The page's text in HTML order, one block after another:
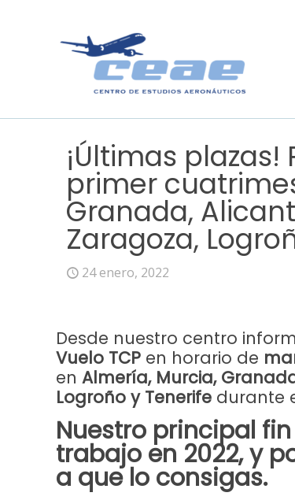
¡Últimas
primer
Granada,
Zaragoza,
24 enero, 2022
Desde nuestro centro
Vuelo TCP en horario de
enAlmería, Murcia,
Logroño y Tenerife durante
Nuestro principal
trabajo en 2022, y
a que lo consigas.